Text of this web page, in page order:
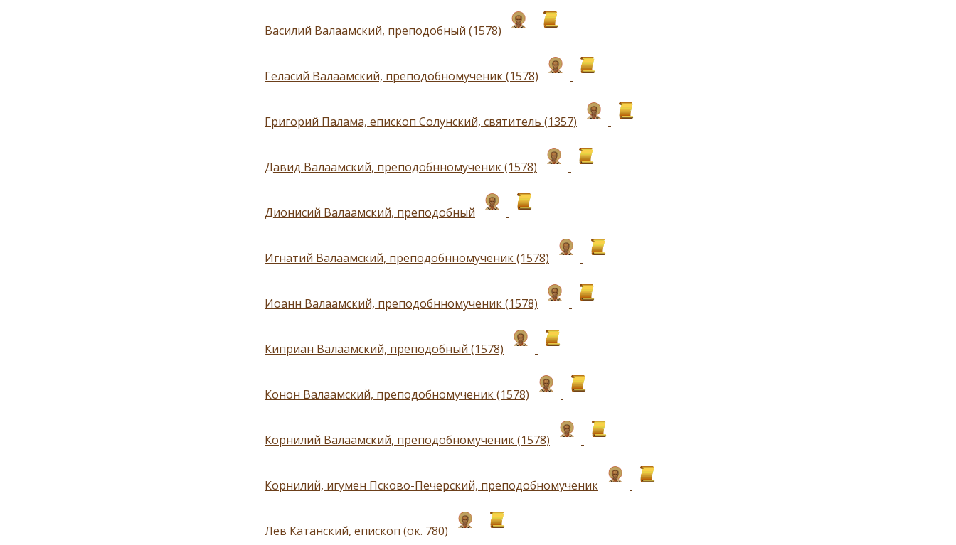
Василий Валаамский, преподобный (1578)
Геласий Валаамский, преподобномученик (1578)
Григорий Палама, епископ Солунский, святитель (1357)
Давид Валаамский, преподобнномученик (1578)
Дионисий Валаамский, преподобный
Игнатий Валаамский, преподобнномученик (1578)
Иоанн Валаамский, преподобнномученик (1578)
Киприан Валаамский, преподобный (1578)
Конон Валаамский, преподобномученик (1578)
Корнилий Валаамский, преподобномученик (1578)
Корнилий, игумен Псково-Печерский, преподобномученик
Лев Катанский, епископ (ок. 780)